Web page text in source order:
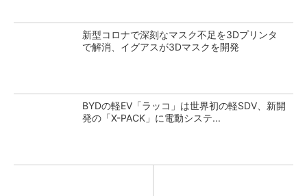
新型コロナで深刻なマスク不足を3Dプリンタ
で解消、イグアスが3Dマスクを開発
BYDの軽EV「ラッコ」は世界初の軽SDV、新開
発の「X-PACK」に電動システ...